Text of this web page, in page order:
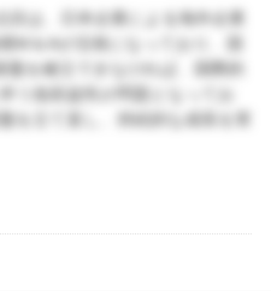
は、日本企業による海外企業
M＆Aが活発になっており、国
を確立できなければ、国際的
う低収益性が問題となってお
を立て直し、持続的な成長を実